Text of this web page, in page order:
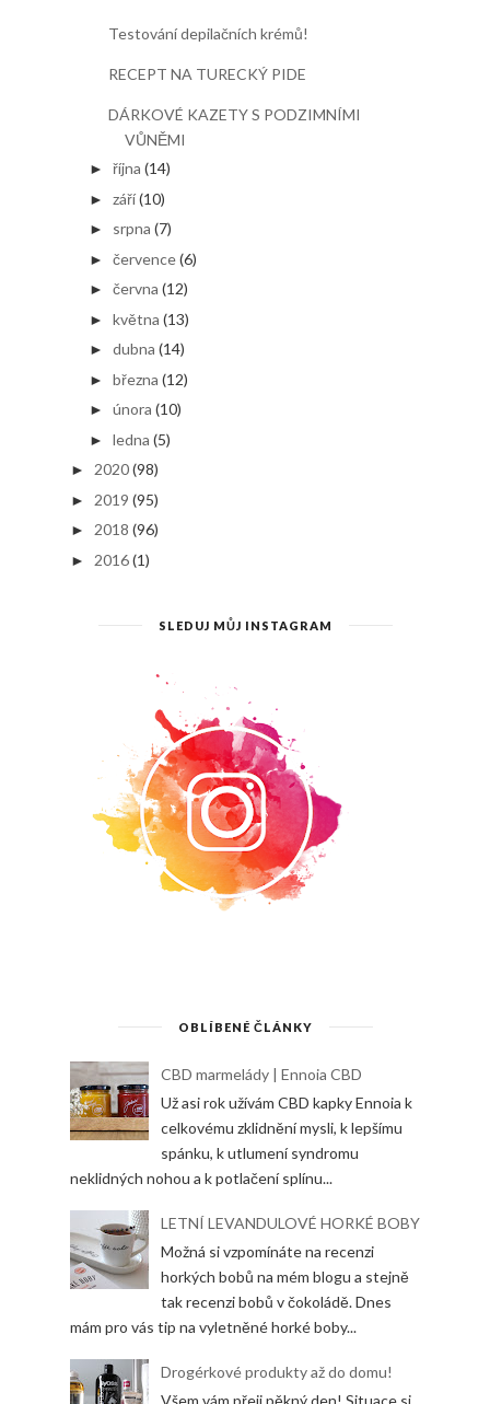
Testování depilačních krémů!
RECEPT NA TURECKÝ PIDE
DÁRKOVÉ KAZETY S PODZIMNÍMI
VŮNĚMI
► října (14)
► září(10)
► srpna (7)
► července(6)
► června (12)
► května (13)
► dubna (14)
► března (12)
► února (10)
► ledna (5)
► 2020(98)
► 2019 (95)
► 2018 (96)
► 2016(1)
SLEDUJ MŮJ INSTAGRAM
OBLÍBENÉ ČLÁNKY
CBD marmelády | Ennoia CBD
Už asi rok užívám CBD kapky Ennoia k
celkovému zklidnění mysli, k lepšímu
spánku, k utlumení syndromu
neklidných nohou a k potlačení splínu...
LETNÍ LEVANDULOVÉ HORKÉ BOBY
Možná si vzpomínáte na recenzi
horkých bobů na mém blogu a stejně
tak recenzi bobů v čokoládě. Dnes
mám pro vás tip na vyletněné horké boby...
Drogérkové produkty až do domu!
Všem vám přeji pěkný den! Situace si